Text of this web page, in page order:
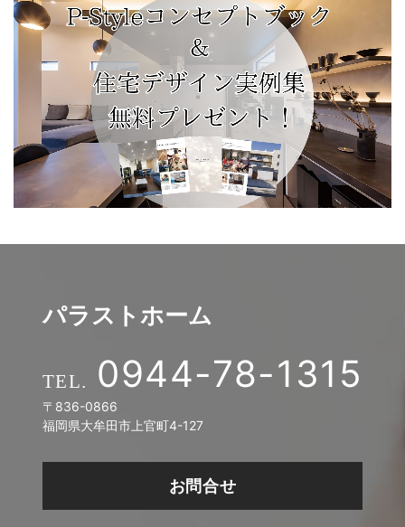
パラストホーム
0944-78-1315
〒836-0866
福岡県大牟田市上官町4-127
お問合せ